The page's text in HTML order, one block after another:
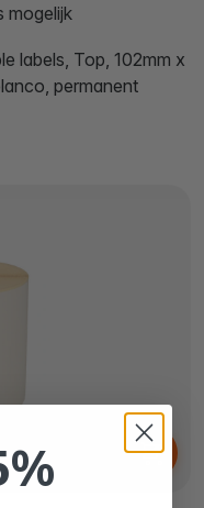
mogelijk
labels, Top, 102mm x
permanent